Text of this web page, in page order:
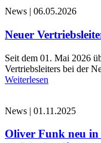
News | 06.05.2026
Neuer
Seit dem 01. Mai 2026
Vertriebsleiters bei der
Weiterlesen
News | 01.11.2025
Oliver Funk neu in